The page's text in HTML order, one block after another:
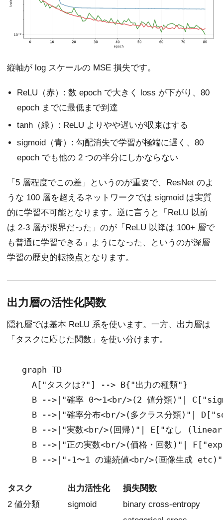
縦軸が log スケールの MSE 損失です。
ReLU（赤）: 数 epoch で大きく loss が下がり、80
epoch までに最低まで到達
tanh（緑）: ReLU よりやや遅いが収束はする
sigmoid（青）: 勾配消失で学習が極端に遅く、80
epoch でも他の 2 つの半分にしかならない
「5 層程度でこの差」というのが重要で、ResNet のよ
うな 100 層を超えるネットワークでは sigmoid は実質
的に学習不可能となります。逆に言うと「ReLU 以前
は 2-3 層が限界だった」のが「ReLU 以降は 100+ 層で
も普通に学習できる」ようになった、というのが深層
学習の歴史的転換点となります。
出力層の活性化関数
隠れ層では基本 ReLU 系を使います。一方、出力層は
「タスクに応じた関数」を使い分けます。
  graph TD
    A["タスクは?"] --> B{"出力の種類"}
B -->|"確率 0〜1<br/>(2 値分類)"|
B -->|"確率分布<br/>(多クラス分類)"|
B -->|"実数<br/>(回帰)"| E["なし
B -->|"正の実数<br/>(価格・回数)"|
タスク 出力活性化
損失関数
2 値分類
sigmoid
binary cross-entropy